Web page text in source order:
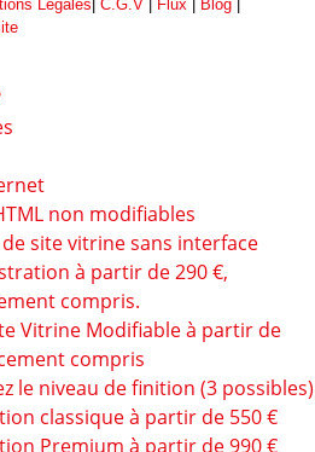
Légales C.G.V Flux Blog
non modifiables
site vitrine sans interface
à partir de 290 €,
compris.
Vitrine Modifiable à partir de
compris
le niveau de finition (3 possibles)
classique à partir de 550 €
Premium à partir de 990 €